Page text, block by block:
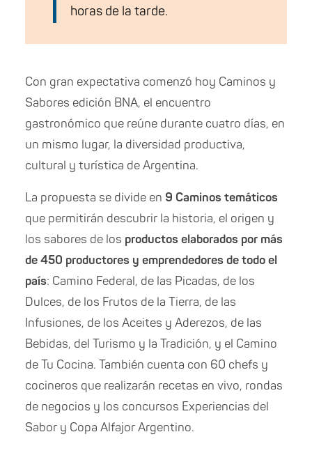
horas de la tarde.
Con gran expectativa comenzó hoy Caminos y
Sabores edición BNA, el encuentro
gastronómico que reúne durante cuatro días, en
un mismo lugar, la diversidad productiva,
cultural y turística de Argentina.
La propuesta se divide en 9 Caminos temáticos
que permitirán descubrir la historia, el origen y
los sabores de los productos elaborados por más
de450 productores y emprendedores de todo el
país: Camino Federal, de las Picadas, de los
Dulces, de los Frutos de la Tierra, de las
Infusiones, de los Aceites y Aderezos, de las
Bebidas, del Turismo y la Tradición, y el Camino
de Tu Cocina. También cuenta con 60 chefs y
cocineros que realizarán recetas en vivo, rondas
de negocios y los concursos Experiencias del
Sabor y Copa Alfajor Argentino.